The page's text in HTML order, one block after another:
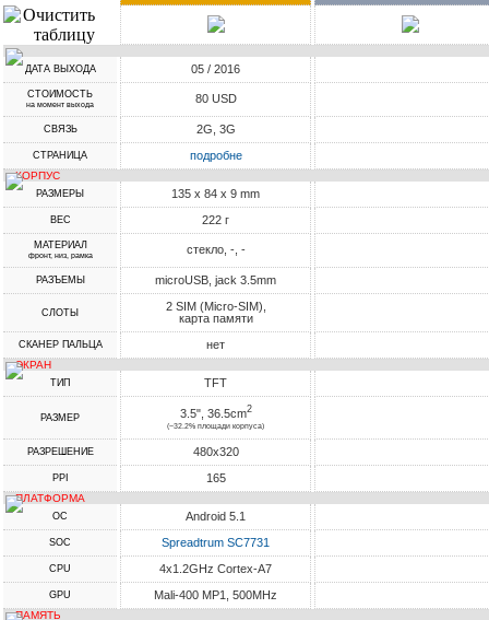
ДАТА ВЫХОДА 05 / 2016
СТОИМОСТЬ
на момент выхода 80 USD
СВЯЗЬ 2G, 3G
СТРАНИЦА подробне
КОРПУС
РАЗМЕРЫ 135 x 84 x 9 mm
ВЕС 222 г
МАТЕРИАЛ
фронт, низ, рамка стекло, -, -
РАЗЪЕМЫ microUSB, jack 3.5mm
СЛОТЫ
2 SIM (Micro-SIM),
карта памяти
СКАНЕР ПАЛЬЦА нет
ЭКРАН
ТИП TFT
РАЗМЕР 3.5", 36.5cm2
(~32.2% площади корпуса)
РАЗРЕШЕНИЕ 480x320
PPI 165
ПЛАТФОРМА
ОС Android 5.1
SOC Spreadtrum SC7731
CPU 4x1.2GHz Cortex-A7
GPU Mali-400 MP1, 500MHz
ПАМЯТЬ